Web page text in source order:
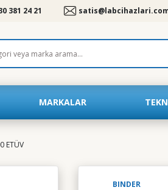
381 24 21
MARKALAR
ETÜV
BINDER